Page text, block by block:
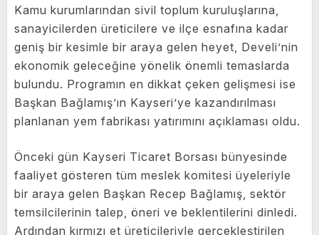
Kamu kurumlarından sivil toplum kuruluşlarına,
sanayicilerden üreticilere ve ilçe esnafına kadar
geniş bir kesimle bir araya gelen heyet, Develi’nin
ekonomik geleceğine yönelik önemli temaslarda
bulundu. Programın en dikkat çeken gelişmesi ise
Başkan Bağlamış’ın Kayseri’ye kazandırılması
planlanan yem fabrikası yatırımını açıklaması oldu.
Önceki gün Kayseri Ticaret Borsası bünyesinde
faaliyet gösteren tüm meslek komitesi üyeleriyle
bir araya gelen Başkan Recep Bağlamış, sektör
temsilcilerinin talep, öneri ve beklentilerini dinledi.
Ardından kırmızı et üreticileriyle gerçekleştirilen